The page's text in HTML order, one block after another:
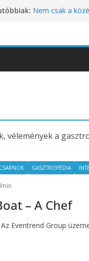
Nem csak a
Déli Part
vélemények a
GASZTROPÉDIA
– A Chef
Eventrend Group